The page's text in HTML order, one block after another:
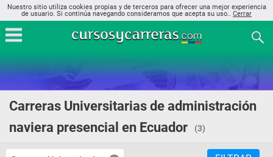
Nuestro sitio utiliza cookies propias y de terceros para ofrecer una mejor experiencia
de usuario. Si continúa navegando consideramos que acepta su uso.. Cerrar
Carreras Universitarias de administración
naviera presencial en Ecuador
(3)